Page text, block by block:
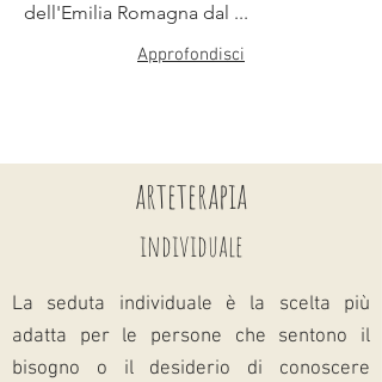
dell'Emilia Romagna dal ...
Approfondisci
arteterapia
individuale
La seduta individuale è la scelta più
adatta per le persone che sentono il
bisogno o il desiderio di conoscere